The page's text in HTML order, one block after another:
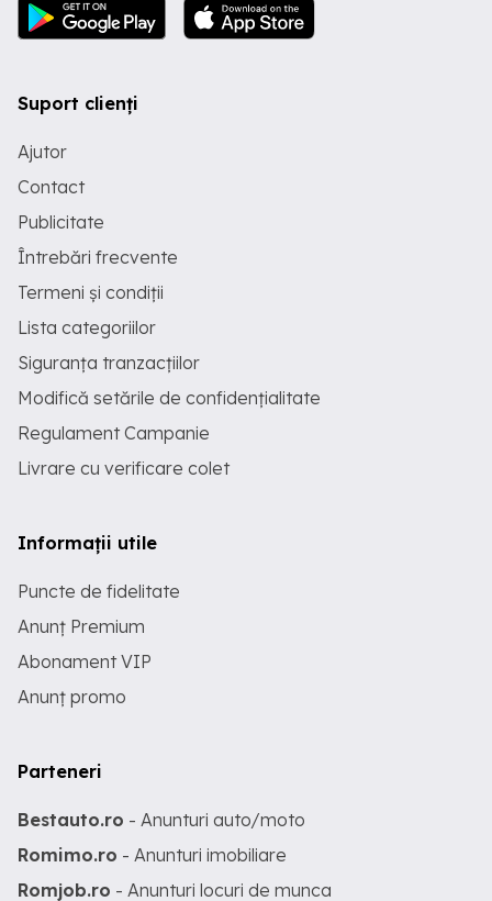
Suport clienți
Ajutor
Contact
Publicitate
Întrebări frecvente
Termeni și condiții
Lista categoriilor
Siguranța tranzacțiilor
Modifică setările de confidențialitate
Regulament Campanie
Livrare cu verificare colet
Informații utile
Puncte de fidelitate
Anunț Premium
Abonament VIP
Anunț promo
Parteneri
Bestauto.ro - Anunturi auto/moto
Romimo.ro - Anunturi imobiliare
Romjob.ro - Anunturi locuri de munca